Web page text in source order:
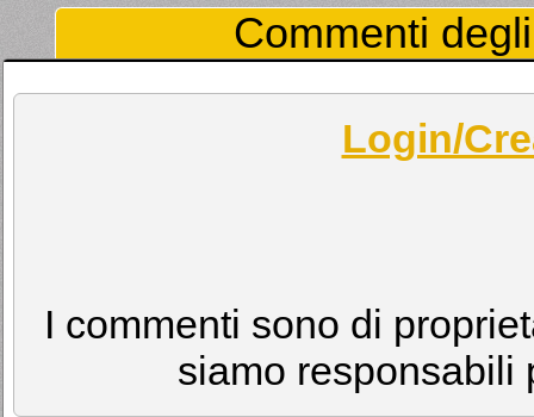
Commenti
Login/
I commenti sono di
siamo responsabili